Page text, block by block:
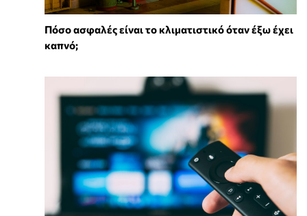
Πόσο ασφαλές είναι το κλιματιστικό όταν έξω έχει
καπνό;